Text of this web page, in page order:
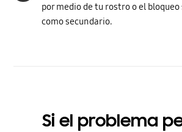
por medio de tu rostro o el
como secundario.
Si el problema